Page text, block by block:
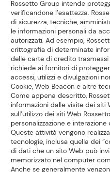
Rossetto Group intende
verificandone l’esattezza.
di sicurezza, tecniche,
le informazioni personali da
autorizzati. Ad esempio,
crittografia di determinate
delle carte di credito
richiede ai fornitori di
accessi, utilizzi e divulgazioni
Cookie, Web Beacon e altre
Come appena descritto,
informazioni dalle visite dei
sull’utilizzo dei siti Web
personalizzazione e interazione
Queste attività vengono
tecnologie, inclusa quella dei
di dati che un sito Web può
memorizzato nel computer
Anche se generalmente